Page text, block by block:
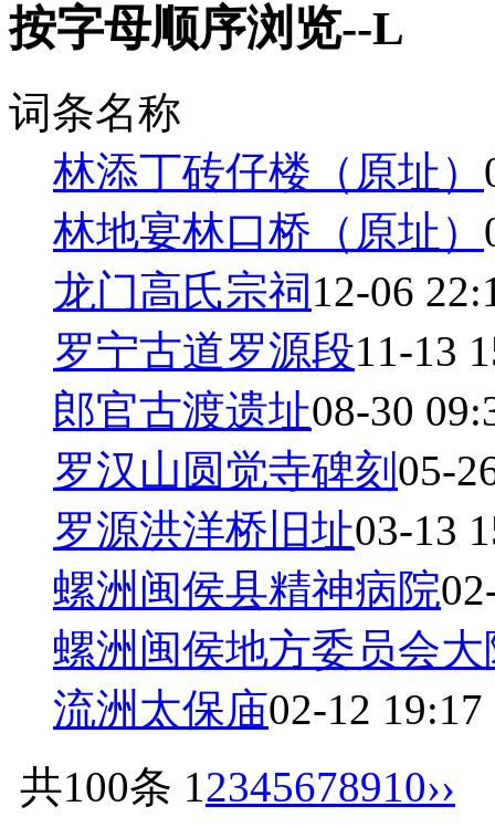
按字母顺序浏览--L
词条名称
林添丁砖仔楼（原址）
林地宴林口桥（原址）
龙门高氏宗祠 12-06
罗宁古道罗源段11-13
郎官古渡遗址08-30
罗汉山圆觉寺碑刻 05-
罗源洪洋桥旧址03-13
螺洲闽侯县精神病院
螺洲闽侯地方委员会大
流洲太保庙02-12 19:17
共100条 12345678910››